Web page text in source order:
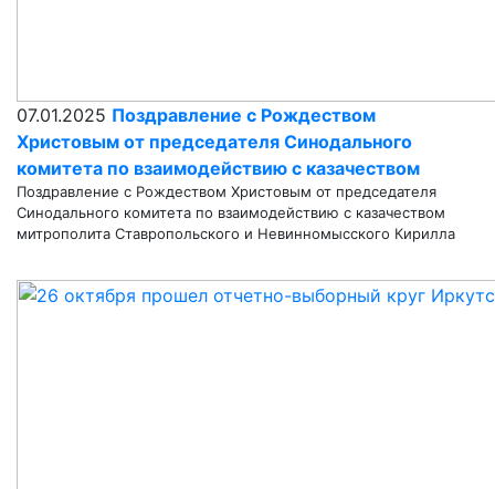
07.01.2025 Поздравление с Рождеством
Христовым от председателя Синодального
комитета по взаимодействию с казачеством
Поздравление с Рождеством Христовым от председателя
Синодального комитета по взаимодействию с казачеством
митрополита Ставропольского и Невинномысского Кирилла